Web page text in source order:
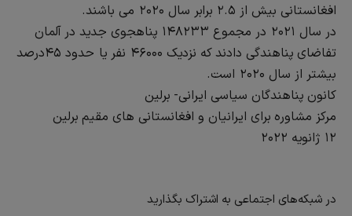
افغانستانی بیش از ۲.۵ برابر سال ۲۰۲۰ می باشند.
در سال ۲۰۲۱ در مجموع ۱۴۸۲۳۳ پناهجوی جدید در آلمان
تفاضای پناهندگی دادند که نزدیک ۴۶۰۰۰ نفر یا حدود ۴۵درصد
بیشتر از سال ۲۰۲۰ است.
کانون پناهندگان سیاسی ایرانی- برلین
مرکز مشاوره برای ایرانیان و افغانستانی های مقیم برلین
۱۲ ژانویه
۲۰۲۲
در شبکه‌های اجتماعی به اشتراک بگذارید